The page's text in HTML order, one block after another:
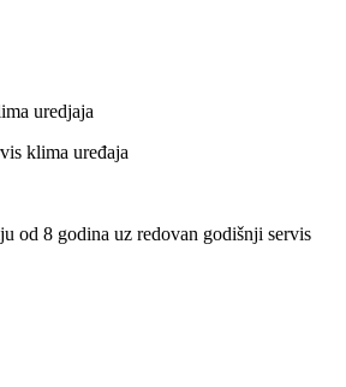
klima uređaja
od 8 godina uz redovan godišnji servis